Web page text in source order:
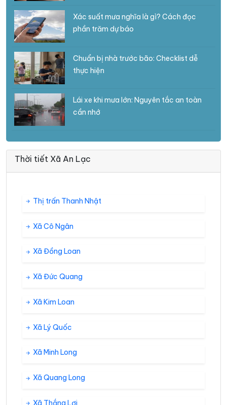
Xác suất mưa nghĩa là gì? Cách đọc
phần trăm dự báo
Chuẩn bị nhà trước bão: Checklist dễ
thực hiện
Lái xe khi mưa lớn: Nguyên tắc an toàn
cần nhớ
Thời tiết Xã An Lạc
Thị trấn Thanh Nhật
Xã Cô Ngân
Xã Đồng Loan
Xã Đức Quang
Xã Kim Loan
Xã Lý Quốc
Xã Minh Long
Xã Quang Long
Xã Thắng Lợi